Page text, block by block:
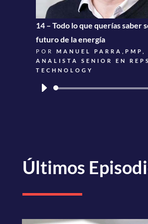
14 – Todo lo que querías saber
futuro de la energía
POR MANUEL PARRA,PMP,
ANALISTA SENIOR EN
TECHNOLOGY
Últimos